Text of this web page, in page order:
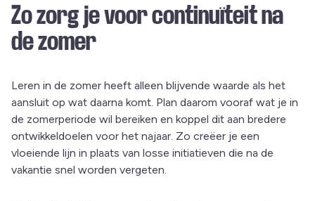
Zo zorg je voor continuïteit na
de zomer
Leren in de zomer heeft alleen blijvende waarde als het
aansluit op wat daarna komt. Plan daarom vooraf wat je in
de zomerperiode wil bereiken en koppel dit aan bredere
ontwikkeldoelen voor het najaar. Zo creëer je een
vloeiende lijn in plaats van losse initiatieven die na de
vakantie snel worden vergeten.